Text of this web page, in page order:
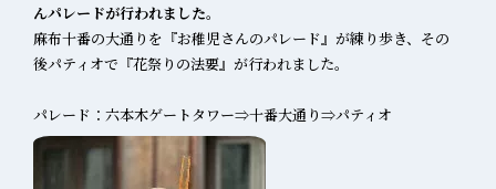
んパレードが行われました。
麻布十番の大通りを『お稚児さんのパレード』が練り歩き、その
後パティオで『花祭りの法要』が行われました。
パレード：六本木ゲートタワー⇒十番大通り⇒パティオ